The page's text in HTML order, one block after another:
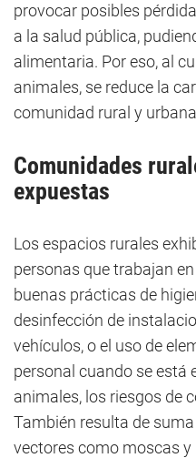
provocar posibles
a la salud pública,
alimentaria. Por eso, al
animales, se reduce la
comunidad rural y
Comunidades
expuestas
Los espacios rurales
personas que trabajan
buenas prácticas de
desinfección de
vehículos, o el uso de
personal cuando se está
animales, los riesgos de
También resulta de
vectores como moscas y